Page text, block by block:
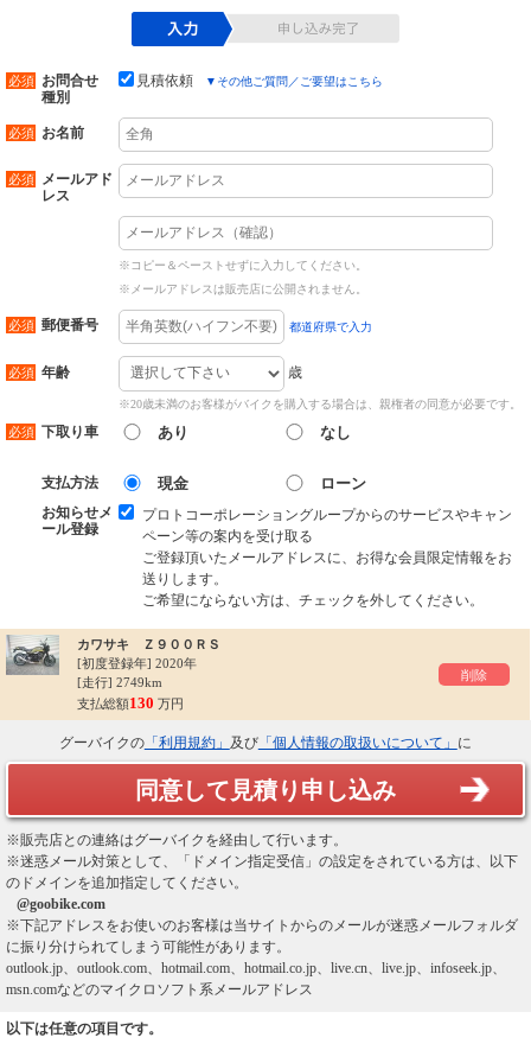
お問合せ
種別
見積依頼 ▼ その他ご質問／ご要望はこちら
お名前
メールアド
レス
※コピー＆ペーストせずに入力してください。
※メールアドレスは販売店に公開されません。
郵便番号 都道府県で入力
年齢 歳
※20歳未満のお客様がバイクを購入する場合は、親権者の同意が必要です。
下取り車 あり なし
支払方法 現金 ローン
お知らせメ
ール登録
プロトコーポレーショングループからのサービスやキャン
ペーン等の案内を受け取る
ご登録頂いたメールアドレスに、お得な会員限定情報をお
送りします。
ご希望にならない方は、チェックを外してください。
カワサキ Ｚ９００ＲＳ
[初度登録年] 2020年
[走行] 2749km
支払総額130 万円
削除
グーバイクの「利用規約」 及び「個人情報の取扱いについて」 に
同意して見積り申し込み
※販売店との連絡はグーバイクを経由して行います。
※迷惑メール対策として、「ドメイン指定受信」の設定をされている方は、以下
のドメインを追加指定してください。
@goobike.com
※下記アドレスをお使いのお客様は当サイトからのメールが迷惑メールフォルダ
に振り分けられてしまう可能性があります。
outlook.jp、outlook.com、hotmail.com、hotmail.co.jp、live.cn、live.jp、infoseek.jp、
msn.comなどのマイクロソフト系メールアドレス
以下は任意の項目です。